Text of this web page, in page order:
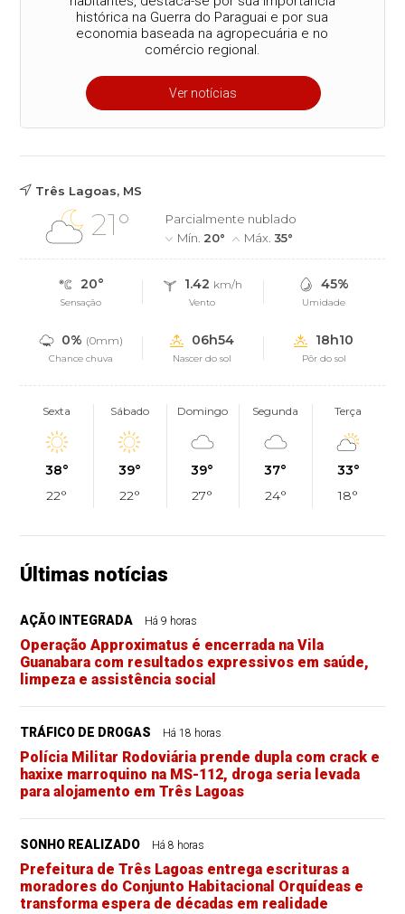
histórica na Guerra do Paraguai e por sua
economia baseada na agropecuária e no
comércio regional.
Ver notícias
Três Lagoas, MS
21°
Parcialmente nublado
Mín. 20° Máx.35°
20°
Sensação
1.42 km/h
Vento
45%
Umidade
0% (0mm)
Chance chuva
06h54
Nascer do sol
18h10
Pôr do sol
Sexta
38°
22°
Sábado
39°
22°
Domingo
39°
27°
Segunda
37°
24°
Terça
33°
18°
Últimas notícias
AÇÃO INTEGRADA Há 9 horas
Operação Approximatus é encerrada na Vila
Guanabara com resultados expressivos em saúde,
limpeza e assistência social
TRÁFICO DE DROGAS Há 18 horas
Polícia Militar Rodoviária prende dupla com crack e
haxixe marroquino na MS-112, droga seria levada
para alojamento em Três Lagoas
SONHO REALIZADO Há 8 horas
Prefeitura de Três Lagoas entrega escrituras a
moradores do Conjunto Habitacional Orquídeas e
transforma espera de décadas em realidade